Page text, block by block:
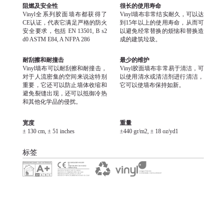
阻燃及安全性
Vinyl全系列胶面墙布都获得了
CE认证，代表它满足严格的防火
安全要求，包括 EN 13501, B s2
d0 ASTM E84, A NFPA 286
很长的使用寿命
Vinyl墙布非常结实耐久，可以达
到15年以上的使用寿命，从而可
以避免经常替换的烦恼和替换造
成的建筑垃圾。
耐刮擦和耐撞击
Vinyl墙布可以耐刮擦和耐撞击，
对于人流密集的空间来说这特别
重要，它还可以防止墙体收缩和
避免裂缝出现，还可以抵御冷热
和其他化学品的侵扰。
最少的维护
Vinyl胶面墙布非常易于清洁，可
以使用清水或清洁剂进行清洁，
它可以使墙布保持如新。
宽度
± 130 cm, ± 51 inches
重量
±440 gr/m2, ± 18 oz/yd1
标签